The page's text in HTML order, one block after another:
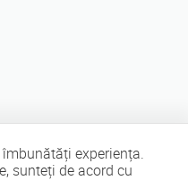
experiența.
sunteți de acord cu